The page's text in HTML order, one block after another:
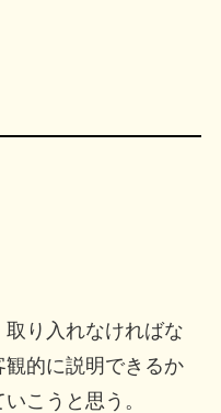
り入れなければな
観的に説明できるか
こうと思う。